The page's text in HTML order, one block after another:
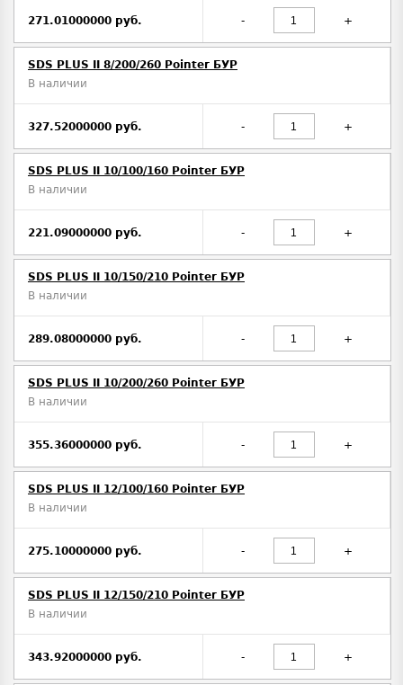
271.01000000 руб. - +
SDS PLUS II 8/200/260 Pointer БУР
В наличии
327.52000000 руб. - +
SDS PLUS II 10/100/160 Pointer БУР
В наличии
221.09000000 руб. - +
SDS PLUS II 10/150/210 Pointer БУР
В наличии
289.08000000 руб. - +
SDS PLUS II 10/200/260 Pointer БУР
В наличии
355.36000000 руб. - +
SDS PLUS II 12/100/160 Pointer БУР
В наличии
275.10000000 руб. - +
SDS PLUS II 12/150/210 Pointer БУР
В наличии
343.92000000 руб. - +